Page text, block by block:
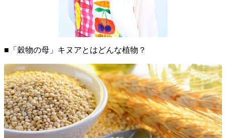
■「穀物の母」キヌアとはどんな植物？